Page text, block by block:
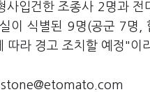
사입건한 조종사 2명과
이 식별된 9명(공군 7명,
따라 경고 조치할 예정"이
stone@etomato.com